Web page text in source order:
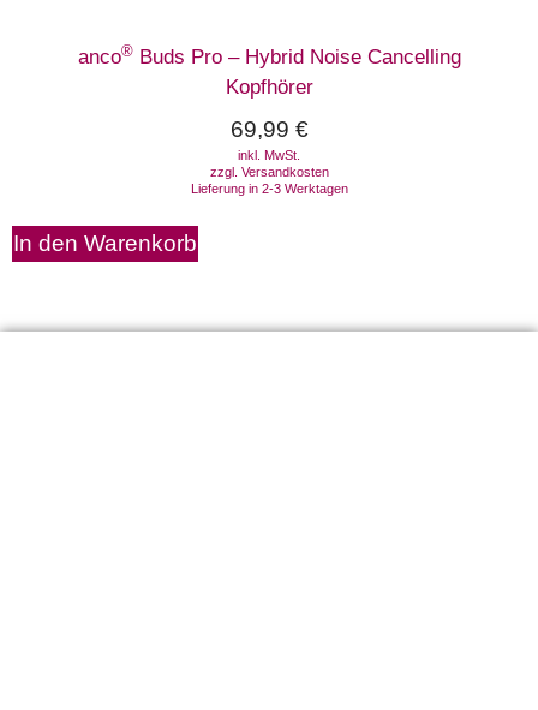
anco®Buds Pro – Hybrid Noise Cancelling
Kopfhörer
69,99 €
inkl. MwSt.
zzgl. Versandkosten
Lieferung in 2-3 Werktagen
In den Warenkorb